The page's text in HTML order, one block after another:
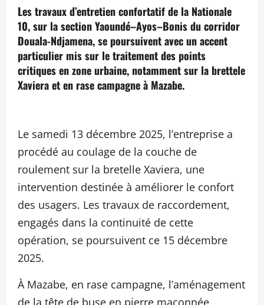
Les travaux d’entretien confortatif de la Nationale
10, sur la section Yaoundé–Ayos–Bonis du corridor
Douala-Ndjamena, se poursuivent avec un accent
particulier mis sur le traitement des points
critiques en zone urbaine, notamment sur la brettele
Xaviera et en rase campagne à Mazabe.
Le samedi 13 décembre 2025, l’entreprise a
procédé au coulage de la couche de
roulement sur la bretelle Xaviera, une
intervention destinée à améliorer le confort
des usagers. Les travaux de raccordement,
engagés dans la continuité de cette
opération, se poursuivent ce 15 décembre
2025.
À Mazabe, en rase campagne, l’aménagement
de la tête de buse en pierre maçonnée,